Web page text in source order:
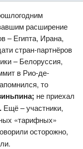
расширение
– Египта, Ирана,
стран-партнёров
– Белоруссия,
в Рио-де-
то
не приехал
Ещё – участники,
«тарифных»
осторожно,